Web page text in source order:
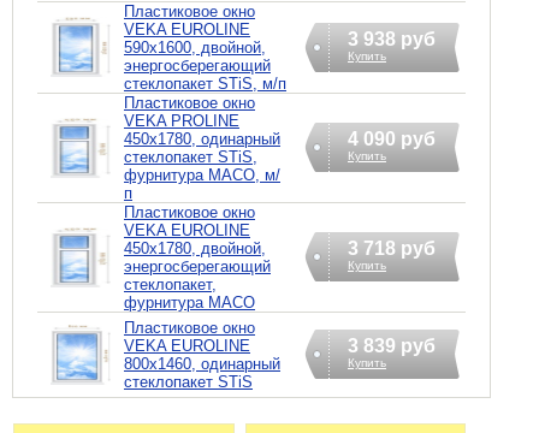
Пластиковое окно
VEKA EUROLINE
590х1600, двойной,
энергосберегающий
стеклопакет STiS, м/п
3 938 руб
Купить
Пластиковое окно
VEKA PROLINE
450х1780, одинарный
стеклопакет STiS,
фурнитура MACO, м/
п
4 090 руб
Купить
Пластиковое окно
VEKA EUROLINE
450х1780, двойной,
энергосберегающий
стеклопакет,
фурнитура MACO
3 718 руб
Купить
Пластиковое окно
VEKA EUROLINE
800х1460, одинарный
стеклопакет STiS
3 839 руб
Купить